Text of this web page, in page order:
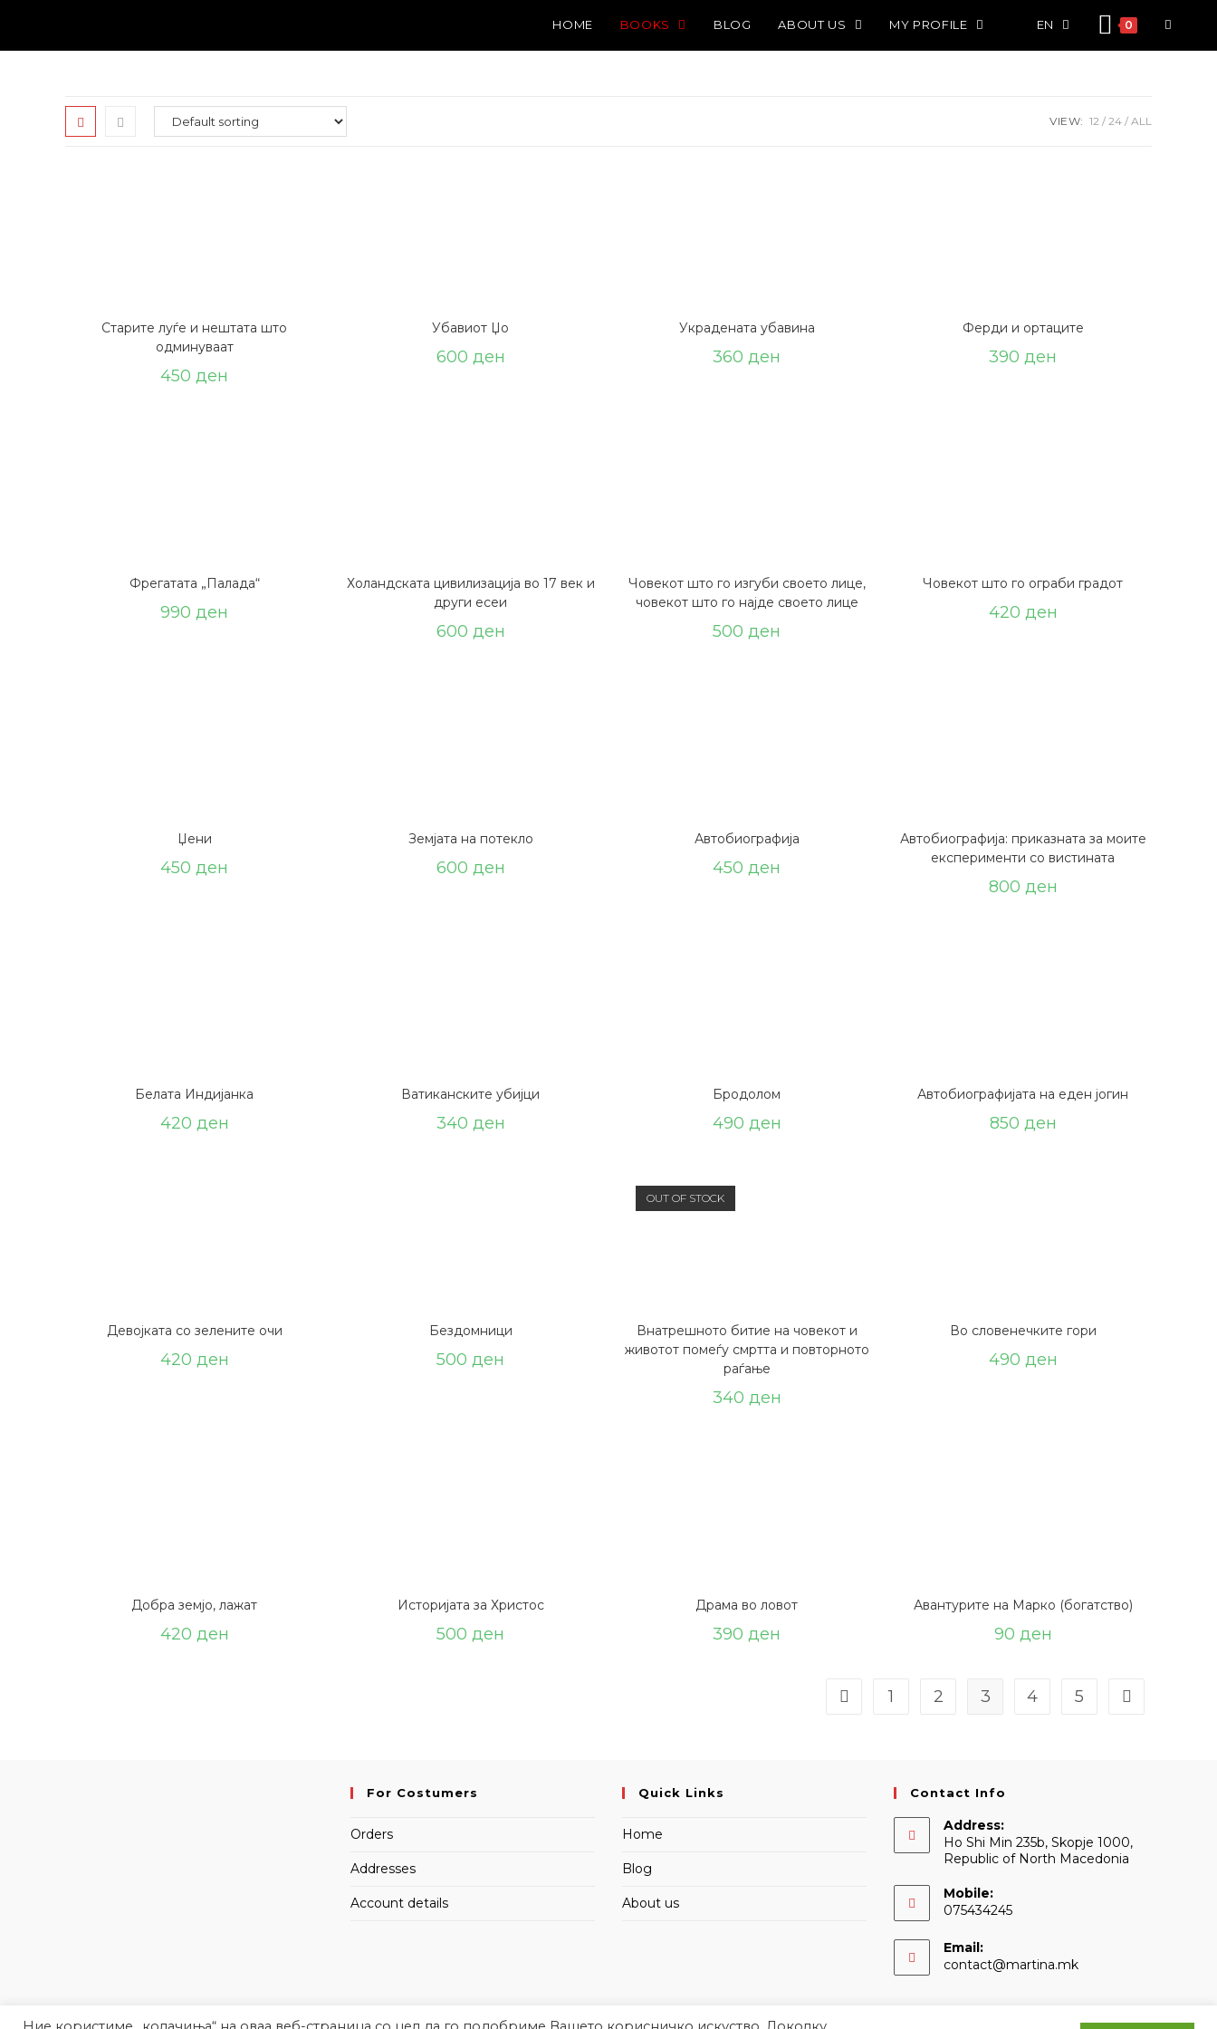
content
HOME BOOKS BLOG ABOUT US MY PROFILE EN 0
VIEW: 12 24 ALL
Старите луѓе и нештата што
одминуваат
450 ден
Убавиот Џо
600 ден
Украдената убавина
360 ден
Ферди и ортаците
390 ден
Фрегатата „Палада“
990 ден
Холандската цивилизација во 17 век и
други есеи
600 ден
Човекот што го изгуби своето лице,
човекот што го најде своето лице
500 ден
Човекот што го ограби градот
420 ден
Џени
450 ден
Земјата на потекло
600 ден
Автобиографија
450 ден
Автобиографија: приказната за моите
експерименти со вистината
800 ден
Белата Индијанка
420 ден
Ватиканските убијци
340 ден
Бродолом
490 ден
Автобиографијата на еден јогин
850 ден
Девојката со зелените очи
420 ден
Бездомници
500 ден
OUT OF STOCK
Внатрешното битие на човекот и
животот помеѓу смртта и повторното
раѓање
340 ден
Во словенечките гори
490 ден
Добра земјо, лажат
420 ден
Историјата за Христос
500 ден
Драма во ловот
390 ден
Авантурите на Марко (богатство)
90 ден
1 2 3 4 5
For Costumers
Orders
Addresses
Account details
Quick Links
Home
Blog
About us
Contact Info
Address:
Ho Shi Min 235b, Skopje 1000,
Republic of North Macedonia
Mobile:
075434245
Email:
contact@martina.mkOpens